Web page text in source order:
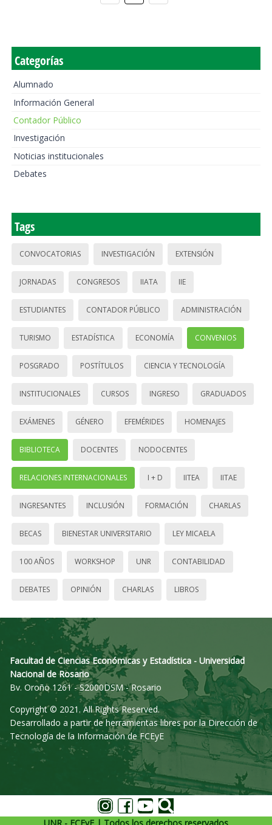
Categorías
Alumnado
Información General
Contador Público
Investigación
Noticias institucionales
Debates
Tags
CONVOCATORIAS INVESTIGACIÓN EXTENSIÓN
JORNADAS CONGRESOS IIATA IIE
ESTUDIANTES CONTADOR PÚBLICO ADMINISTRACIÓN
TURISMO ESTADÍSTICA ECONOMÍA CONVENIOS
POSGRADO POSTÍTULOS CIENCIA Y TECNOLOGÍA
INSTITUCIONALES CURSOS INGRESO GRADUADOS
EXÁMENES GÉNERO EFEMÉRIDES HOMENAJES
BIBLIOTECA DOCENTES NODOCENTES
RELACIONES INTERNACIONALES I + D IITEA IITAE
INGRESANTES INCLUSIÓN FORMACIÓN CHARLAS
BECAS BIENESTAR UNIVERSITARIO LEY MICAELA
100 AÑOS WORKSHOP UNR CONTABILIDAD
DEBATES OPINIÓN CHARLAS LIBROS
Facultad de Ciencias Económicas y Estadística - Universidad
Nacional de Rosario
Bv. Oroño 1261 - S2000DSM - Rosario
Copyright © 2021. All Rights Reserved.
Desarrollado a partir de herramientas libres por la Dirección de
Tecnología de la Información de FCEyE